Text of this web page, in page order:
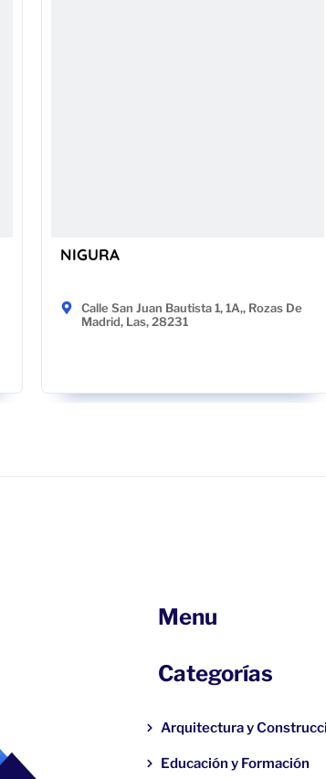
NIGURA
Calle San Juan Bautista 1, 1A,, Rozas De
Madrid, Las, 28231
Menu
Categorías
Arquitectura y
Educación y Formación